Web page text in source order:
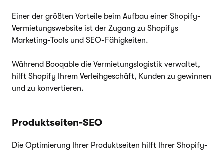
Einer der größten Vorteile beim Aufbau einer Shopify-
Vermietungswebsite ist der Zugang zu Shopifys
Marketing-Tools und SEO-Fähigkeiten.
Während Booqable die Vermietungslogistik verwaltet,
hilft Shopify Ihrem Verleihgeschäft, Kunden zu gewinnen
und zu konvertieren.
Produktseiten-SEO
Die Optimierung Ihrer Produktseiten hilft Ihrer Shopify-